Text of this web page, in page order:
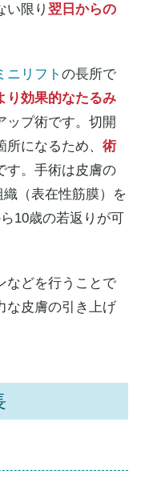
い限り 翌日からの
ニリフト の長所で
り効果的なたるみ
ップ術です。切開
所になるため、 術
す。手術は皮膚の
（表在性筋膜）を
10歳の若返りが可
などを行うことで
な皮膚の引き上げ